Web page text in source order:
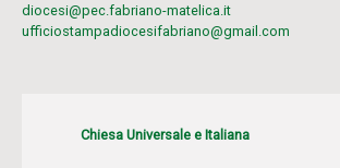
diocesi@pec.fabriano-matelica.it
ufficiostampadiocesifabriano@gmail.com
Chiesa Universale e Italiana